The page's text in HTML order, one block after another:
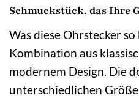
Schmuckstück, das Ihre
Was diese Ohrstecker
Kombination aus
modernem Design. Die
unterschiedlichen